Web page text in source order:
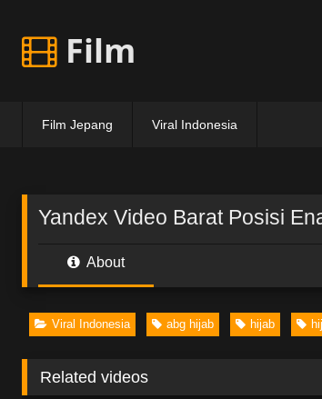
content
Film
Film Jepang Viral Indonesia
Yandex Video Barat Posisi
About
Viral Indonesia abg hijab hijab
Related videos